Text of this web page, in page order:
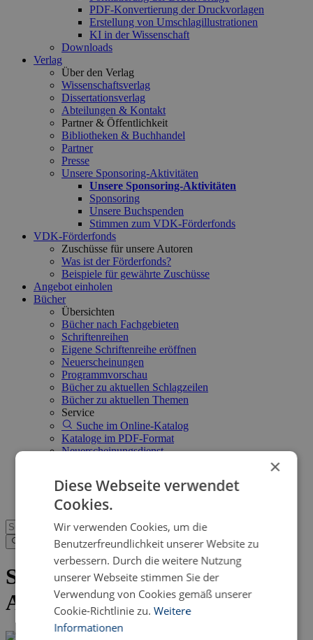
PDF-Konvertierung der Druckvorlagen
Erstellung von Umschlagillustrationen
KI in der Wissenschaft
Downloads
Verlag
Über den Verlag
Wissenschaftsverlag
Dissertationsverlag
Abteilungen & Kontakt
Partner & Öffentlichkeit
Bibliotheken & Buchhandel
Partner
Presse
Unsere Sponsoring-Aktivitäten
Unsere Sponsoring-Aktivitäten
Sponsoring
Unsere Buchspenden
Stimmen zum VDK-Förderfonds
VDK-Förderfonds
Zuschüsse für unsere Autoren
Was ist der Förderfonds?
Beispiele für gewährte Zuschüsse
Angebot einholen
Bücher
Übersichten
Bücher nach Fachgebieten
Schriftenreihen
Eigene Schriftenreihe eröffnen
Neuerscheinungen
Programmvorschau
Bücher zu aktuellen Schlagzeilen
Bücher zu aktuellen Themen
Service
Suche im Online-Katalog
Kataloge im PDF-Format
Neuerscheinungsdienst
Shop
Senden Sie uns eine eBook-
Anfrage
×
Diese Webseite verwendet
Cookies.
Wir verwenden Cookies, um die
Benutzerfreundlichkeit unserer Website zu
verbessern. Durch die weitere Nutzung
unserer Webseite stimmen Sie der
Verwendung von Cookies gemäß unserer
Cookie-Richtlinie zu. Weitere
Informationen